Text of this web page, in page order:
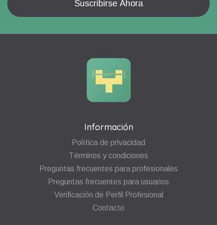
Información
Política de privacidad
Términos y condiciones
Preguntas frecuentes para profesionales
Preguntas frecuentes para usuarios
Verificación de Perfil Profesional
Contacto